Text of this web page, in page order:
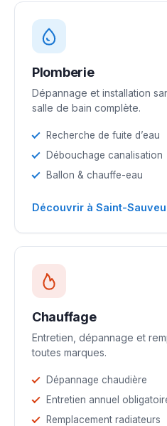
Plomberie
Dépannage et installation
salle de bain complète.
Recherche de fuite d’eau
Débouchage canalisation
Ballon & chauffe-eau
Découvrir à Saint-
Chauffage
Entretien, dépannage et
toutes marques.
Dépannage chaudière
Entretien annuel
Remplacement radiateurs